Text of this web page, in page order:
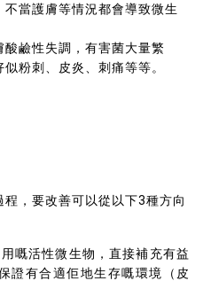
當護膚等情況都會導致微生
鹼性失調，有害菌大量繁
粉刺、皮炎、刺痛等等。
，要改善可以從以下3種方向
嘅活性微生物，直接補充有益
證有合適佢地生存嘅環境（皮